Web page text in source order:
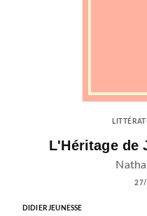
L'Héritage de
DIDIER JEUNESSE